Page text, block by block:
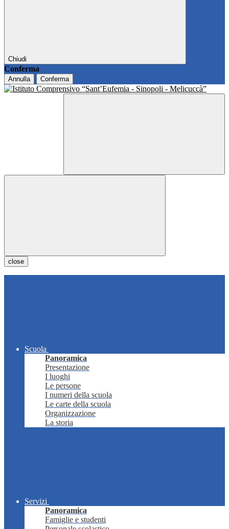
Chiudi
Conferma
Annulla Conferma
close
Scuola
Panoramica
Presentazione
I luoghi
Le persone
I numeri della scuola
Le carte della scuola
Organizzazione
La storia
Servizi
Panoramica
Famiglie e studenti